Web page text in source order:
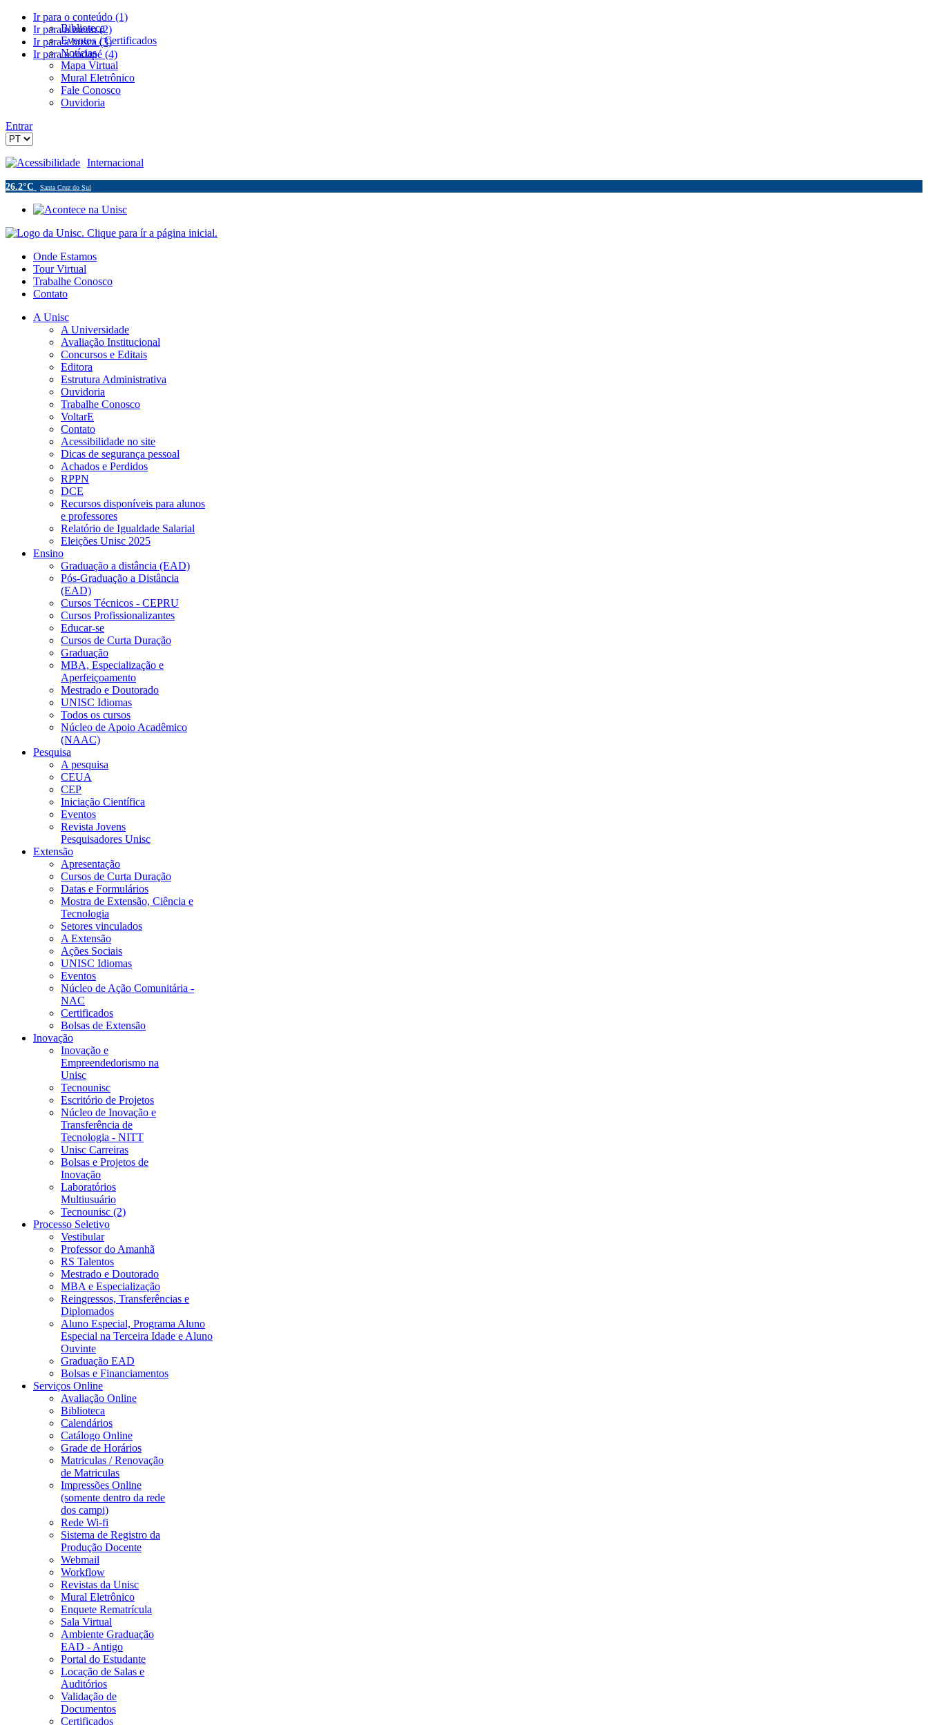
Ir para o conteúdo (1)
Ir para o menu (2)
Ir para a busca (3)
Ir para o rodapé (4)
Biblioteca
Eventos / Certificados
Notícias
Mapa Virtual
Mural Eletrônico
Fale Conosco
Ouvidoria
Entrar
Acessibilidade Internacional
26.2°C Santa Cruz do Sul
Onde Estamos
Tour Virtual
Trabalhe Conosco
Contato
A Unisc
A Universidade
Avaliação Institucional
Concursos e Editais
Editora
Estrutura Administrativa
Ouvidoria
Trabalhe Conosco
VoltarE
Contato
Acessibilidade no site
Dicas de segurança pessoal
Achados e Perdidos
RPPN
DCE
Recursos disponíveis para alunos
e professores
Relatório de Igualdade Salarial
Eleições Unisc 2025
Ensino
Graduação a distância (EAD)
Pós-Graduação a Distância
(EAD)
Cursos Técnicos - CEPRU
Cursos Profissionalizantes
Educar-se
Cursos de Curta Duração
Graduação
MBA, Especialização e
Aperfeiçoamento
Mestrado e Doutorado
UNISC Idiomas
Todos os cursos
Núcleo de Apoio Acadêmico
(NAAC)
Pesquisa
A pesquisa
CEUA
CEP
Iniciação Científica
Eventos
Revista Jovens
Pesquisadores Unisc
Extensão
Apresentação
Cursos de Curta Duração
Datas e Formulários
Mostra de Extensão, Ciência e
Tecnologia
Setores vinculados
A Extensão
Ações Sociais
UNISC Idiomas
Eventos
Núcleo de Ação Comunitária -
NAC
Certificados
Bolsas de Extensão
Inovação
Inovação e
Empreendedorismo na
Unisc
Tecnounisc
Escritório de Projetos
Núcleo de Inovação e
Transferência de
Tecnologia - NITT
Unisc Carreiras
Bolsas e Projetos de
Inovação
Laboratórios
Multiusuário
Tecnounisc (2)
Processo Seletivo
Vestibular
Professor do Amanhã
RS Talentos
Mestrado e Doutorado
MBA e Especialização
Reingressos, Transferências e
Diplomados
Aluno Especial, Programa Aluno
Especial na Terceira Idade e Aluno
Ouvinte
Graduação EAD
Bolsas e Financiamentos
Serviços Online
Avaliação Online
Biblioteca
Calendários
Catálogo Online
Grade de Horários
Matriculas / Renovação
de Matriculas
Impressões Online
(somente dentro da rede
dos campi)
Rede Wi-fi
Sistema de Registro da
Produção Docente
Webmail
Workflow
Revistas da Unisc
Mural Eletrônico
Enquete Rematrícula
Sala Virtual
Ambiente Graduação
EAD - Antigo
Portal do Estudante
Locação de Salas e
Auditórios
Validação de
Documentos
Certificados